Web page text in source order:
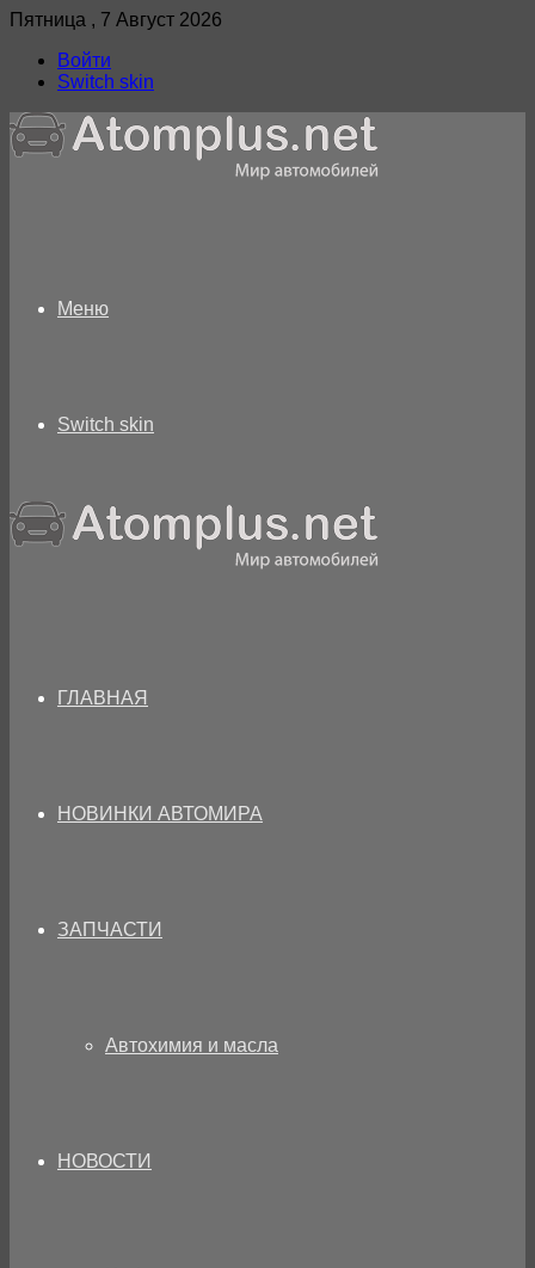
Пятница , 7 Август 2026
Войти
Switch skin
Меню
Switch skin
ГЛАВНАЯ
НОВИНКИ АВТОМИРА
ЗАПЧАСТИ
Автохимия и масла
НОВОСТИ